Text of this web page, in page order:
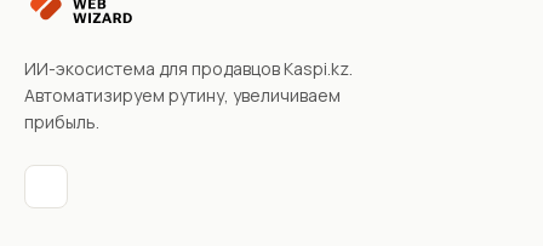
ИИ-экосистема для продавцов Kaspi.kz.
Автоматизируем рутину, увеличиваем
прибыль.